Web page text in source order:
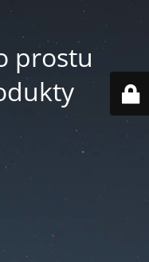
prostu